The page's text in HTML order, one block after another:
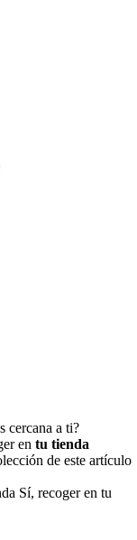
cercana a ti?
entu tienda
de este artículo
Sí, recoger en tu